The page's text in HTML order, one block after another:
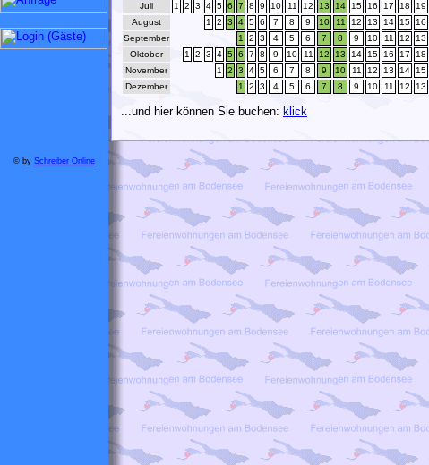
Juli
1 2 3 4 5 6 7 8 9 10 11 12 13 14 15 16 17 18 19
August
1 2 3 4 5 6 7 8 9 10 11 12 13 14 15 16
September
1 2 3 4 5 6 7 8 9 10 11 12 13
Oktober
1 2 3 4 5 6 7 8 9 10 11 12 13 14 15 16 17 18
November
1 2 3 4 5 6 7 8 9 10 11 12 13 14 15
Dezember
1 2 3 4 5 6 7 8 9 10 11 12 13
...und hier können Sie buchen: klick
© by Schreiber Online